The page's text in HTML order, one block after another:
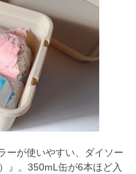
ーが使いやすい、ダイソー
』。350mL缶が6本ほど入